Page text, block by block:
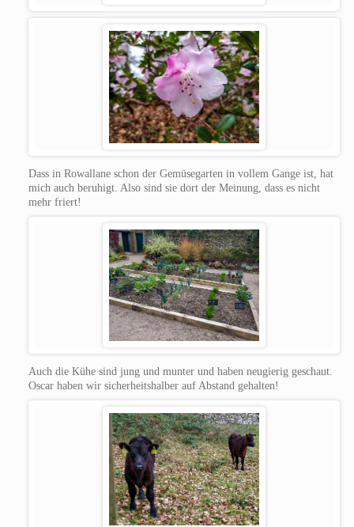
Dass in Rowallane schon der Gemüsegarten in vollem Gange ist, hat
mich auch beruhigt. Also sind sie dort der Meinung, dass es nicht
mehr friert!
Auch die Kühe sind jung und munter und haben neugierig geschaut.
Oscar haben wir sicherheitshalber auf Abstand gehalten!